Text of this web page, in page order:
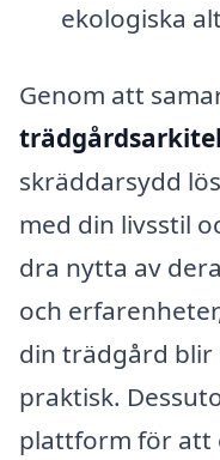
ekologiska
Genom att
skräddarsydd
med din livsstil
dra nytta av
och
din trädgård blir
praktisk.
plattform för att